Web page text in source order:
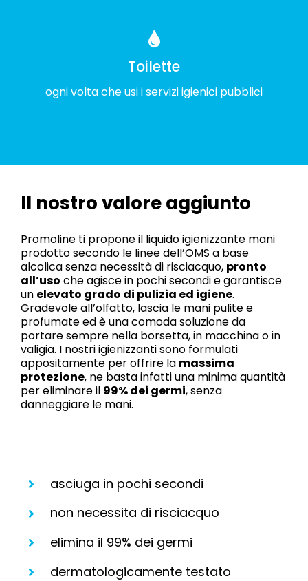
Toilette
ogni volta che usi i servizi igienici pubblici
Il nostro valore aggiunto
Promoline ti propone il liquido igienizzante mani
prodotto secondo le linee dell’OMS a base
alcolica senza necessità di risciacquo, pronto
all’uso che agisce in pochi secondi e garantisce
un elevato grado di pulizia ed igiene.
Gradevole all’olfatto, lascia le mani pulite e
profumate ed è una comoda soluzione da
portare sempre nella borsetta, in macchina o in
valigia. I nostri igienizzanti sono formulati
appositamente per offrire la massima
protezione, ne basta infatti una minima quantità
per eliminare il 99% dei germi, senza
danneggiare le mani.
asciuga in pochi secondi
non necessita di risciacquo
elimina il 99% dei germi
dermatologicamente testato